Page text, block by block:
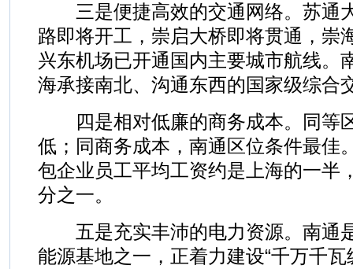
三是便捷高效的交通网络。苏通
路即将开工，崇启大桥即将贯通，崇
兴东机场已开通国内主要城市航线。
海承接南北、沟通东西的国家级综合
四是相对低廉的商务成本。同等
低；同商务成本，南通区位条件最佳
包企业员工平均工资约是上海的一半
分之一。
五是充实丰沛的电力资源。南通
能源基地之一，正着力建设“千万千